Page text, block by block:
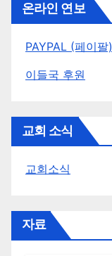
온라인 연보
PAYPAL (페이팔)
이들국 후원
교회 소식
교회소식
자료